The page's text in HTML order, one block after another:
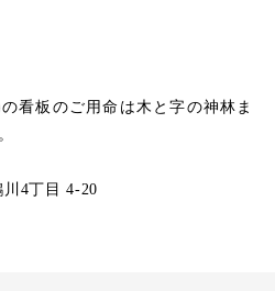
看板のご用命は木と字の神林ま
4丁目 4-20